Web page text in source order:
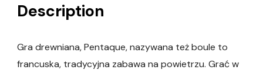
Description
Gra drewniana, Pentaque, nazywana też boule to
francuska, tradycyjna zabawa na powietrzu. Grać w